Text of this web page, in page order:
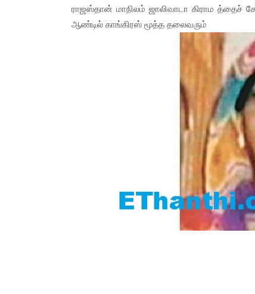
ராஜஸ்தான் மாநிலம் ஜாலிவாடா கிராம த்தைச்
ஆண்டில் காங்கிரஸ் மூத்த தலைவரும்